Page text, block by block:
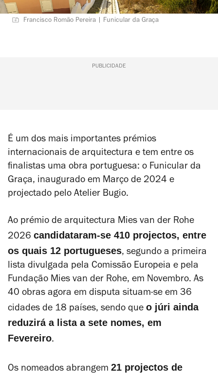
Francisco Romão Pereira | Funicular da Graça
PUBLICIDADE
É um dos mais importantes prémios
internacionais de arquitectura e tem entre os
finalistas uma obra portuguesa: o Funicular da
Graça, inaugurado em Março de 2024 e
projectado pelo Atelier Bugio.
Ao prémio de arquitectura Mies van der Rohe
2026 candidataram-se 410 projectos, entre
os quais 12 portugueses, segundo a primeira
lista divulgada pela Comissão Europeia e pela
Fundação Mies van der Rohe, em Novembro. As
40 obras agora em disputa situam-se em 36
cidades de 18 países, sendo que o júri ainda
reduzirá a lista a sete nomes, em
Fevereiro.
Os nomeados abrangem 21 projectos de